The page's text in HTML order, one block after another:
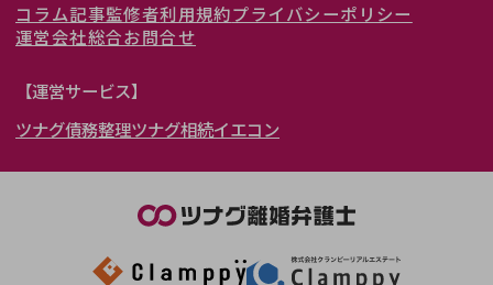
岩手県 宮城県
秋田県
福島県
東京都 神奈川県
埼玉県
茨城県 群馬県
東海
愛知県
岐阜県 山梨県
関西
大阪府 京都府
奈良県
和歌山県
北陸・甲信越
石川県
富山県
岡山県
九州・沖縄
離婚裁判
親権・面会交流権
不貞・不倫慰謝料請求
養育費問題
財産分与
コラム記事監修者利用規約プライバシーポリシー
運営会社総合お問合せ
【運営サービス】
ツナグ債務整理ツナグ相続イエコン